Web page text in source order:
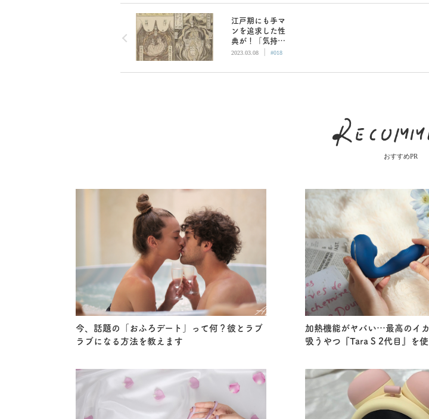
江戸期にも手マ
ンを追求した性
典が！「気持ち
よくなってもら
／春画―ル
2023.03.08 | #018
おすすめPR
今、話題の「おふろデート」って何？彼とラブ
ラブになる方法を教えます
加熱機能がヤバい…最高のイ
吸うやつ『Tara S 2代目』を